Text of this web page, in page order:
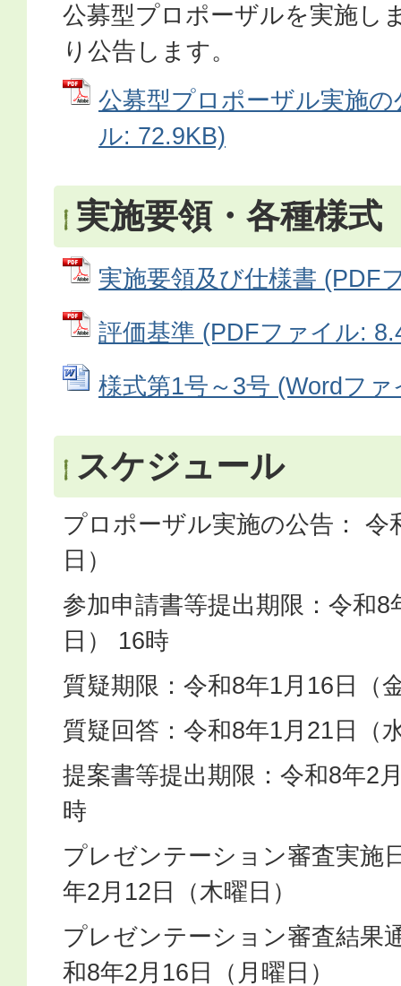
公募型プロポーザルを実施し
り公告します。
公募型プロポーザル実施
ル: 72.9KB)
実施要領・各種様式
実施要領及び仕様書 (PDF
評価基準 (PDFファイル:
様式第1号～3号 (Wordフ
スケジュール
プロポーザル実施の公告： 令
日）
参加申請書等提出期限：令和8
日） 16時
質疑期限：令和8年1月16日（
質疑回答：令和8年1月21日（
提案書等提出期限：令和8年2
時
プレゼンテーション審査実施
年2月12日（木曜日）
プレゼンテーション審査結果
和8年2月16日（月曜日）